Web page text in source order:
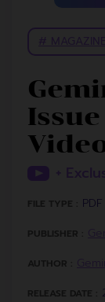
FILE TYPE :
PUBLISHER :
AUTHOR :
RELEASE DATE :